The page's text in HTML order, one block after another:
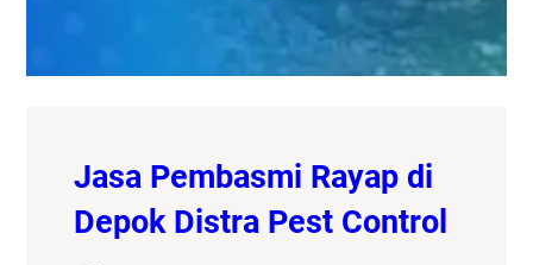
Jasa Pembasmi Rayap di
Depok Distra Pest Control